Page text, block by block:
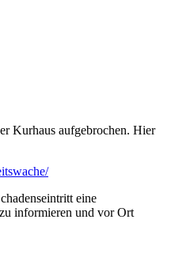
Kurhaus aufgebrochen. Hier
eine
informieren und vor Ort